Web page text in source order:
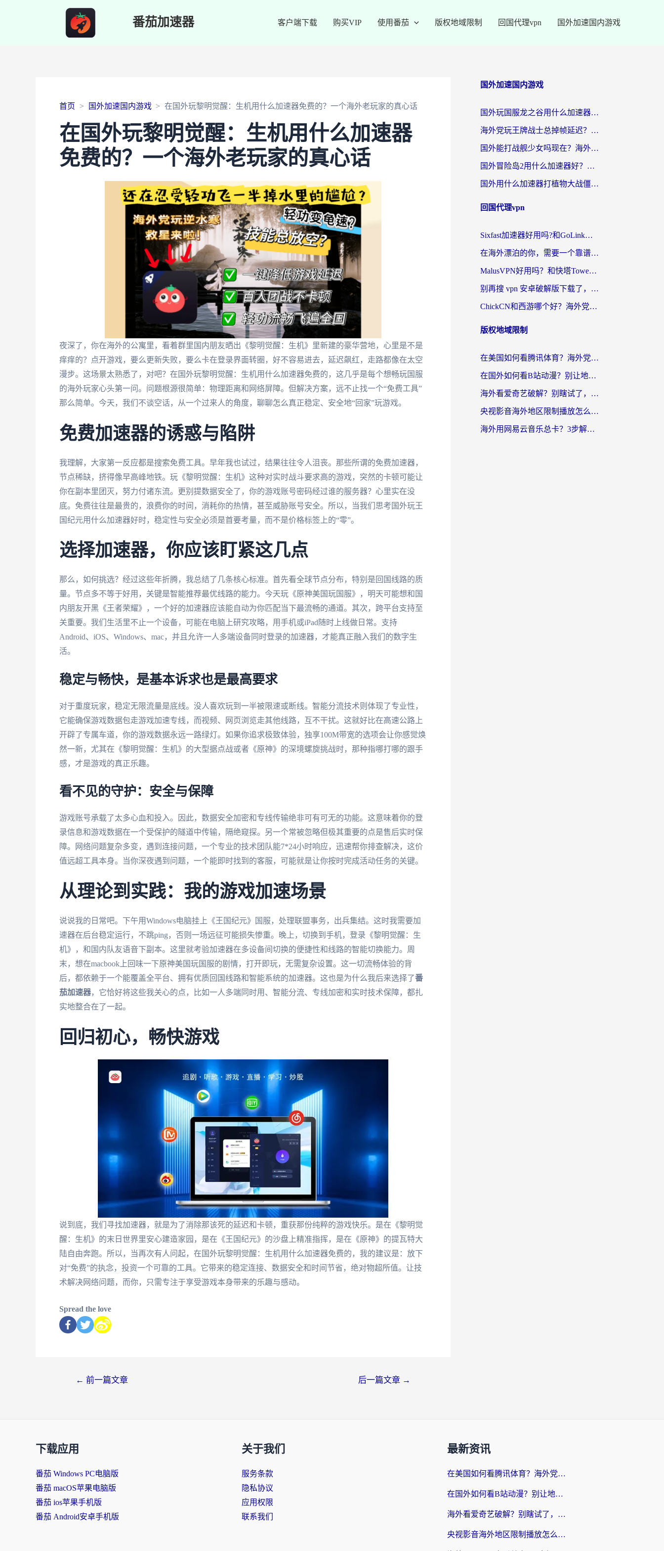
番茄加速器 客户端下载 购买VIP 使用番茄 版权地域限制 回国代理vpn 国外加速国内游戏
首页 国外加速国内游戏 在国外玩黎明觉醒：生机用什么加速器免费的？一个海外老玩家的真心话
在国外玩黎明觉醒：生机用什么加速器
免费的？一个海外老玩家的真心话
夜深了，你在海外的公寓里，看着群里国内朋友晒出《黎明觉醒：生机》里新建的豪华营地，心里是不是
痒痒的？点开游戏，要么更新失败，要么卡在登录界面转圈，好不容易进去，延迟飙红，走路都像在太空
漫步。这场景太熟悉了，对吧？在国外玩黎明觉醒：生机用什么加速器免费的，这几乎是每个想畅玩国服
的海外玩家心头第一问。问题根源很简单：物理距离和网络屏障。但解决方案，远不止找一个“免费工具”
那么简单。今天，我们不谈空话，从一个过来人的角度，聊聊怎么真正稳定、安全地“回家”玩游戏。
免费加速器的诱惑与陷阱
我理解，大家第一反应都是搜索免费工具。早年我也试过，结果往往令人沮丧。那些所谓的免费加速器，
节点稀缺，挤得像早高峰地铁。玩《黎明觉醒：生机》这种对实时战斗要求高的游戏，突然的卡顿可能让
你在副本里团灭，努力付诸东流。更别提数据安全了，你的游戏账号密码经过谁的服务器？心里实在没
底。免费往往是最贵的，浪费你的时间，消耗你的热情，甚至威胁账号安全。所以，当我们思考国外玩王
国纪元用什么加速器好时，稳定性与安全必须是首要考量，而不是价格标签上的“零”。
选择加速器，你应该盯紧这几点
那么，如何挑选？经过这些年折腾，我总结了几条核心标准。首先看全球节点分布，特别是回国线路的质
量。节点多不等于好用，关键是智能推荐最优线路的能力。今天玩《原神美国玩国服》，明天可能想和国
内朋友开黑《王者荣耀》，一个好的加速器应该能自动为你匹配当下最流畅的通道。其次，跨平台支持至
关重要。我们生活里不止一个设备，可能在电脑上研究攻略，用手机或iPad随时上线做日常。支持
Android、iOS、Windows、mac，并且允许一人多端设备同时登录的加速器，才能真正融入我们的数字生
活。
稳定与畅快，是基本诉求也是最高要求
对于重度玩家，稳定无限流量是底线。没人喜欢玩到一半被限速或断线。智能分流技术则体现了专业性，
它能确保游戏数据包走游戏加速专线，而视频、网页浏览走其他线路，互不干扰。这就好比在高速公路上
开辟了专属车道，你的游戏数据永远一路绿灯。如果你追求极致体验，独享100M带宽的选项会让你感觉焕
然一新，尤其在《黎明觉醒：生机》的大型据点战或者《原神》的深境螺旋挑战时，那种指哪打哪的跟手
感，才是游戏的真正乐趣。
看不见的守护：安全与保障
游戏账号承载了太多心血和投入。因此，数据安全加密和专线传输绝非可有可无的功能。这意味着你的登
录信息和游戏数据在一个受保护的隧道中传输，隔绝窥探。另一个常被忽略但极其重要的点是售后实时保
障。网络问题复杂多变，遇到连接问题，一个专业的技术团队能7*24小时响应，迅速帮你排查解决，这价
值远超工具本身。当你深夜遇到问题，一个能即时找到的客服，可能就是让你按时完成活动任务的关键。
从理论到实践：我的游戏加速场景
说说我的日常吧。下午用Windows电脑挂上《王国纪元》国服，处理联盟事务，出兵集结。这时我需要加
速器在后台稳定运行，不跳ping，否则一场远征可能损失惨重。晚上，切换到手机，登录《黎明觉醒：生
机》，和国内队友语音下副本。这里就考验加速器在多设备间切换的便捷性和线路的智能切换能力。周
末，想在macbook上回味一下原神美国玩国服的剧情，打开即玩，无需复杂设置。这一切流畅体验的背
后，都依赖于一个能覆盖全平台、拥有优质回国线路和智能系统的加速器。这也是为什么我后来选择了番
茄加速器，它恰好将这些我关心的点，比如一人多端同时用、智能分流、专线加密和实时技术保障，都扎
实地整合在了一起。
回归初心，畅快游戏
说到底，我们寻找加速器，就是为了消除那该死的延迟和卡顿，重获那份纯粹的游戏快乐。是在《黎明觉
醒：生机》的末日世界里安心建造家园，是在《王国纪元》的沙盘上精准指挥，是在《原神》的提瓦特大
陆自由奔跑。所以，当再次有人问起，在国外玩黎明觉醒：生机用什么加速器免费的，我的建议是：放下
对“免费”的执念，投资一个可靠的工具。它带来的稳定连接、数据安全和时间节省，绝对物超所值。让技
术解决网络问题，而你，只需专注于享受游戏本身带来的乐趣与感动。
Spread the love
← 前一篇文章 后一篇文章 →
国外加速国内游戏
国外玩国服龙之谷用什么加速器最好？一份给海外游子的终极指南
海外党玩王牌战士总掉帧延迟？这份王牌战士延迟加速器终极指南救你命
国外能打战舰少女吗现在？海外玩家的国服游戏加速终极指南
国外冒险岛2用什么加速器好？海外党国服游戏畅玩全攻略（附鸣潮哈利波特加速技巧）
国外用什么加速器打植物大战僵尸好？海外党国服游戏加速终极指南
回国代理vpn
Sixfast加速器好用吗?和GoLink加速器对比哪个回国效果更好?海外党亲测实用指南
在海外漂泊的你，需要一个靠谱的“回国机场”
MalusVPN好用吗？和快塔TowerFastVPN对比哪个回国效果更好？海外党亲测实用指南
别再搜 vpn 安卓破解版下载了，海外党回国上网的正确姿势在这里
ChickCN和西游哪个好？海外党2026亲测回国加速器选择指南（附expressvpn中国对比）
版权地域限制
在美国如何看腾讯体育？海外党解锁NBA欧洲杯直播的终极攻略
在国外如何看B站动漫？别让地区限制打断你的追番节奏
海外看爱奇艺破解？别瞎试了，这才是留学生华人追剧看球的正确打开方式
央视影音海外地区限制播放怎么办？海外党亲测有效的回国加速指南
海外用网易云音乐总卡？3步解决版权限制+卡顿，还能听喜马拉雅！
下载应用
番茄 Windows PC电脑版
番茄 macOS苹果电脑版
番茄 ios苹果手机版
番茄 Android安卓手机版
关于我们
服务条款
隐私协议
应用权限
联系我们
最新资讯
在美国如何看腾讯体育？海外党解锁NBA欧洲杯直播的终极攻略
在国外如何看B站动漫？别让地区限制打断你的追番节奏
海外看爱奇艺破解？别瞎试了，这才是留学生华人追剧看球的正确打开方式
央视影音海外地区限制播放怎么办？海外党亲测有效的回国加速指南